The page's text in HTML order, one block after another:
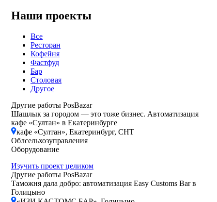
Наши проекты
Все
Ресторан
Кофейня
Фастфуд
Бар
Столовая
Другое
Другие работы PosBazar
Шашлык за городом — это тоже бизнес. Автоматизация
кафе «Султан» в Екатеринбурге
кафе «Султан», Екатеринбург, СНТ
Облсельхозуправления
Оборудование
Изучить проект целиком
Другие работы PosBazar
Таможня дала добро: автоматизация Easy Customs Bar в
Голицыно